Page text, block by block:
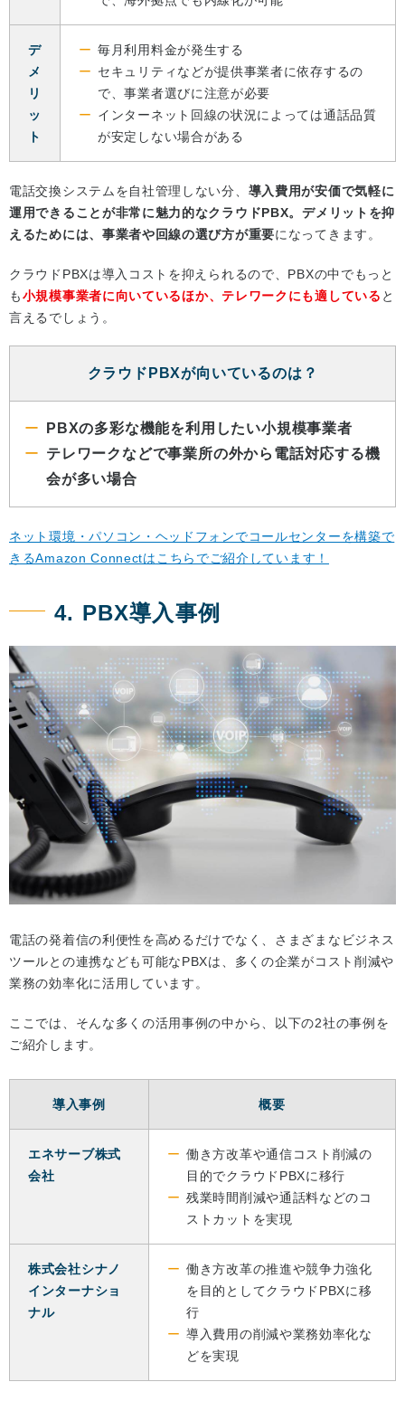
デ
メ
リ
ッ
ト
毎月利用料金が発生する
セキュリティなどが提供事業者に依存するの
で、事業者選びに注意が必要
インターネット回線の状況によっては通話品質
が安定しない場合がある
電話交換システムを自社管理しない分、 導入費用が安価で気軽に
運用できることが非常に魅力的なクラウドPBX。デメリットを抑
えるためには、事業者や回線の選び方が重要になってきます。
クラウドPBXは導入コストを抑えられるので、PBXの中でもっと
も小規模事業者に向いているほか、テレワークにも適している と
言えるでしょう。
クラウドPBXが向いているのは？
PBXの多彩な機能を利用したい小規模事業者
テレワークなどで事業所の外から電話対応する機
会が多い場合
ネット環境・パソコン・ヘッドフォンでコールセンターを構築で
きるAmazon Connectはこちらでご紹介しています！
4. PBX導入事例
電話の発着信の利便性を高めるだけでなく、さまざまなビジネス
ツールとの連携なども可能なPBXは、多くの企業がコスト削減や
業務の効率化に活用しています。
ここでは、そんな多くの活用事例の中から、以下の2社の事例を
ご紹介します。
導入事例 概要
エネサーブ株式
会社
働き方改革や通信コスト削減の
目的でクラウドPBXに移行
残業時間削減や通話料などのコ
ストカットを実現
株式会社シナノ
インターナショ
ナル
働き方改革の推進や競争力強化
を目的としてクラウドPBXに移
行
導入費用の削減や業務効率化な
どを実現